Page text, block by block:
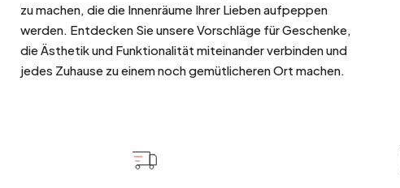
zu machen, die die Innenräume Ihrer Lieben aufpeppen
werden. Entdecken Sie unsere Vorschläge für Geschenke,
die Ästhetik und Funktionalität miteinander verbinden und
jedes Zuhause zu einem noch gemütlicheren Ort machen.